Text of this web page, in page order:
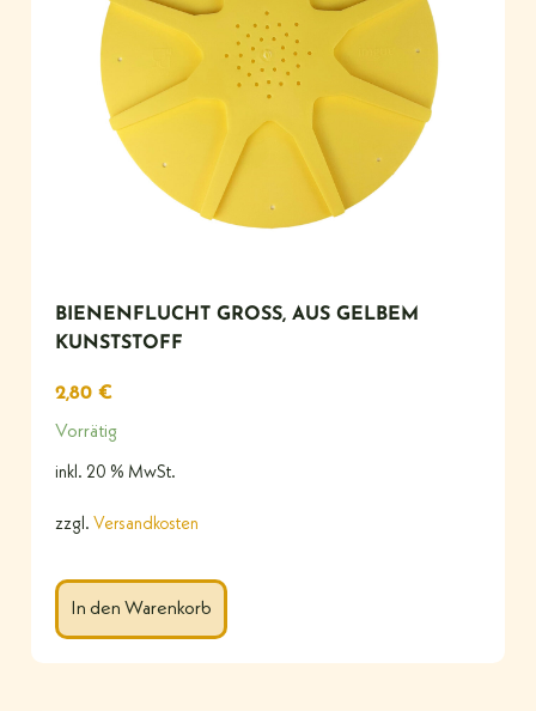
BIENENFLUCHT GROSS, AUS GELBEM K
UNSTSTOFF
2,80 €
Vorrätig
inkl. 20 % MwSt.
zzgl. Versandkosten
In den Warenkorb